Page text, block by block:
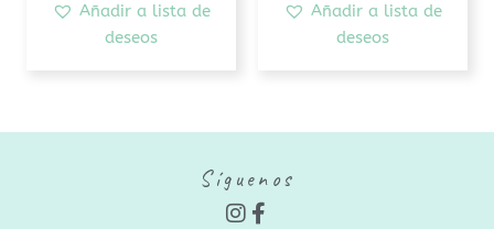
Añadir a lista de
deseos
Añadir a lista de
deseos
Síguenos
I
F